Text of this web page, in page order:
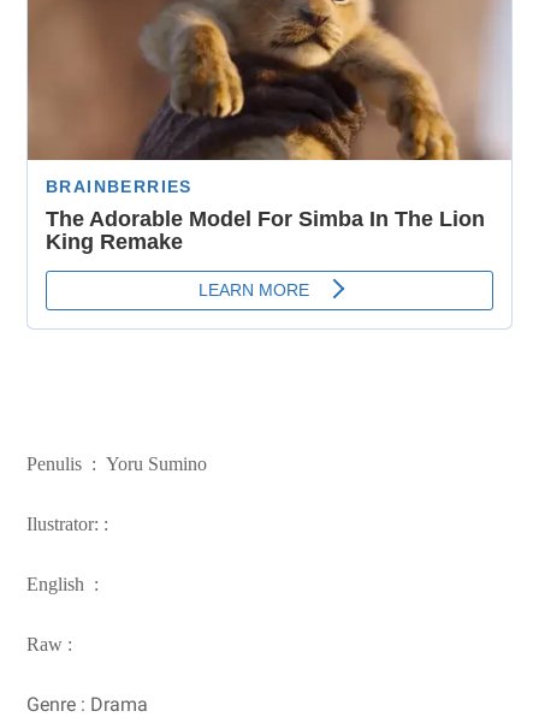
Penulis : Yoru Sumino
Ilustrator: :
English :
Raw :
Genre : Drama